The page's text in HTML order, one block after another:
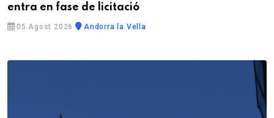
entra en fase de licitació
05 Agost 2026 Andorra la Vella